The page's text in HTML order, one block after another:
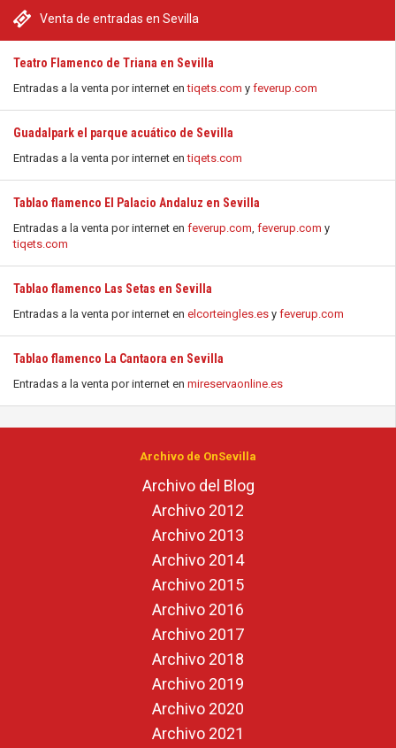
Venta de entradas en Sevilla
Teatro Flamenco de Triana en Sevilla
Entradas a la venta por internet entiqets.com y feverup.com
Guadalpark el parque acuático de Sevilla
Entradas a la venta por internet entiqets.com
Tablao flamenco El Palacio Andaluz en Sevilla
Entradas a la venta por internet en feverup.com, feverup.com y
tiqets.com
Tablao flamenco Las Setas en Sevilla
Entradas a la venta por internet en elcorteingles.es y feverup.com
Tablao flamenco La Cantaora en Sevilla
Entradas a la venta por internet en mireservaonline.es
Archivo de OnSevilla
Archivo del Blog
Archivo 2012
Archivo 2013
Archivo 2014
Archivo 2015
Archivo 2016
Archivo 2017
Archivo 2018
Archivo 2019
Archivo 2020
Archivo 2021